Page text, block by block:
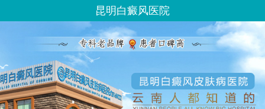
昆明白癜风医院